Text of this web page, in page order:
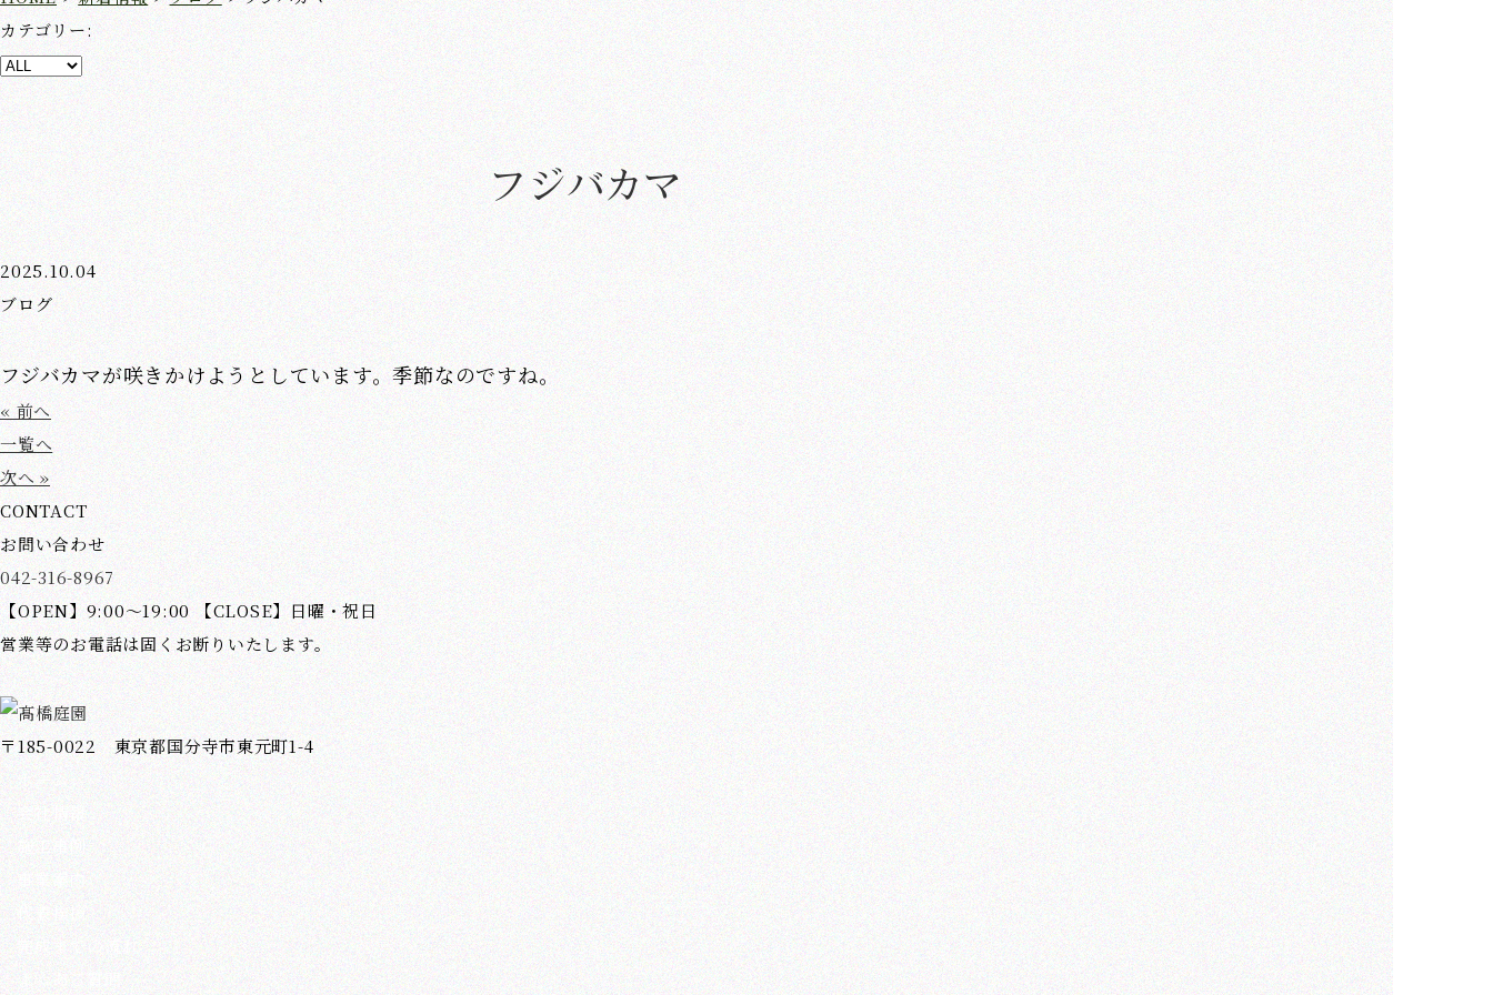
カテゴリー:
フジバカマ
2025.10.04
ブログ
フジバカマが咲きかけようとしています。季節なのですね。
« 前へ
一覧へ
次へ »
CONTACT
お問い合わせ
042-316-8967
【OPEN】9:00～19:00 【CLOSE】日曜・祝日
営業等のお電話は固くお断りいたします。
〒185-0022 東京都国分寺市東元町1-4
ホーム
会社情報
施工事例
事業案内
代表挨拶
完成までの流れ
よくある質問